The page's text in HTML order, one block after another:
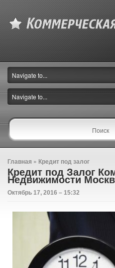
Главная » Кредит под залог
Кредит под Залог
Недвижимости
Октябрь 17, 2016 – 15:32